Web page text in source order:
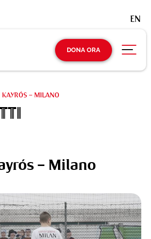
DONA ORA
EN
KAYRÓS – MILANO
– Milano